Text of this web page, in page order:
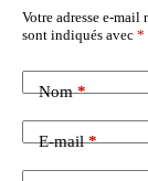
Votre adresse e-mail
sont indiqués avec *
Nom*
E-mail*